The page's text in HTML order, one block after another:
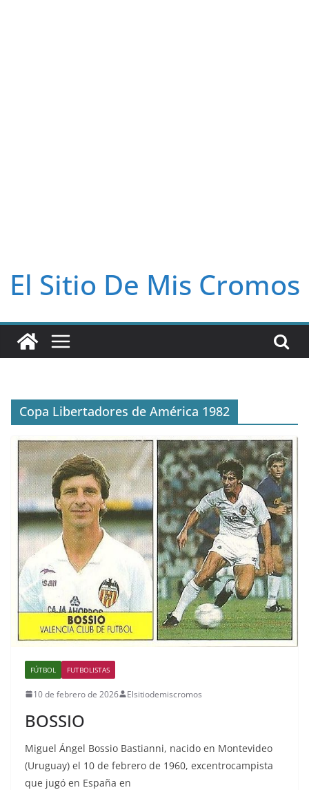
El Sitio De Mis Cromos
Copa Libertadores de América 1982
FÚTBOL FUTBOLISTAS
10 de febrero de 2026 Elsitiodemiscromos
BOSSIO
Miguel Ángel Bossio Bastianni, nacido en Montevideo
(Uruguay) el 10 de febrero de 1960, excentrocampista
que jugó en España en